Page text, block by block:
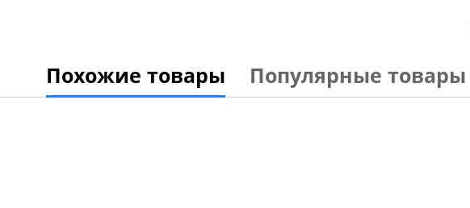
Похожие товары Популярные товары